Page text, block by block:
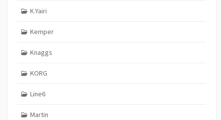
K.Yairi
Kemper
Knaggs
KORG
Line6
Martin